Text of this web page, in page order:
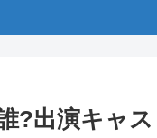
?出演キャ